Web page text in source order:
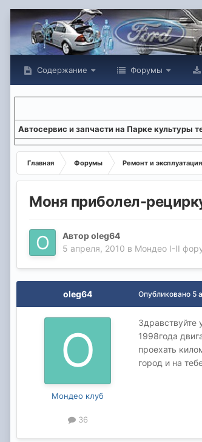
Содержание Форумы
Aвтосервис и запчасти на Парке культуры
Главная Форумы Ремонт и
Моня приболел-
Авторoleg64
5 апреля, 2010 в Мондео I-II
oleg64
Мондео клуб
36
Опубликовано 5
1998года
проехать
город и на